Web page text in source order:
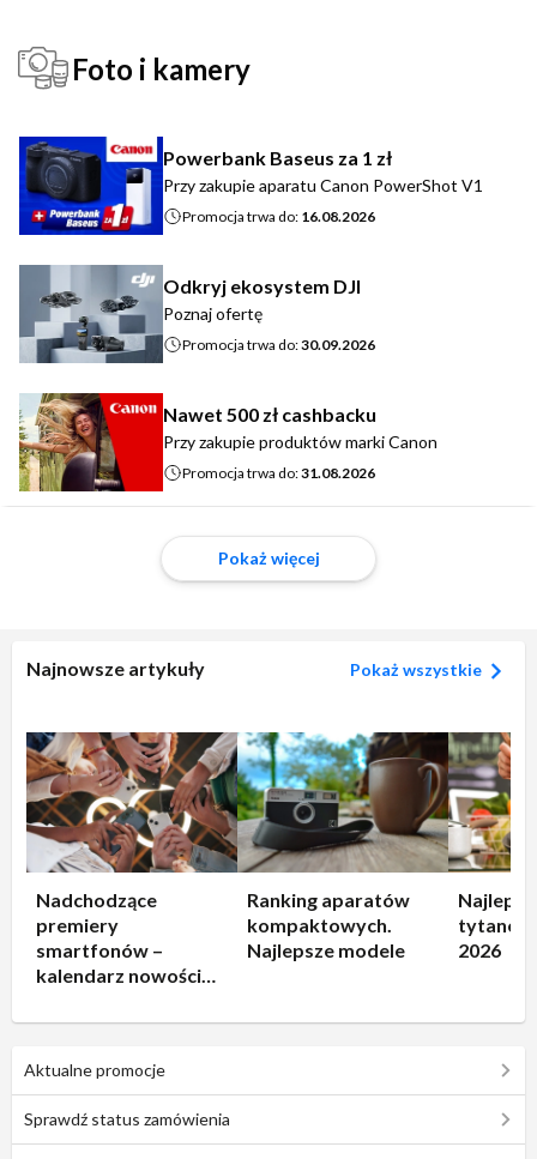
Foto i kamery
Powerbank Baseus za 1 zł
Przy zakupie aparatu Canon PowerShot V1
Promocja trwa do: 16.08.2026
Odkryj ekosystem DJI
Poznaj ofertę
Promocja trwa do:30.09.2026
Nawet 500 zł cashbacku
Przy zakupie produktów marki Canon
Promocja trwa do:31.08.2026
Pokaż więcej
Najnowsze artykuły Pokaż wszystkie
Nadchodzące
premiery
smartfonów –
kalendarz nowości
Ranking aparatów
kompaktowych.
Najlepsze modele
2026
Aktualne promocje
Sprawdź status zamówienia